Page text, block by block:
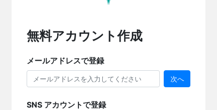
無料アカウント作成
メールアドレスで登録
次へ
SNS アカウントで登録